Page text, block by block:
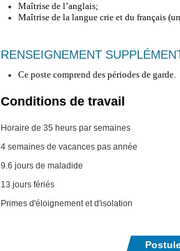
Maîtrise de l’anglais;
Maîtrise de la langue crie et du français
RENSEIGNEMENT
Ce poste comprend des périodes de garde.
Conditions de travail
Horaire de 35 heurs par semaines
4 semaines de vacances pas année
9.6 jours de maladide
13 jours fériés
Primes d'éloignement et d'isolation